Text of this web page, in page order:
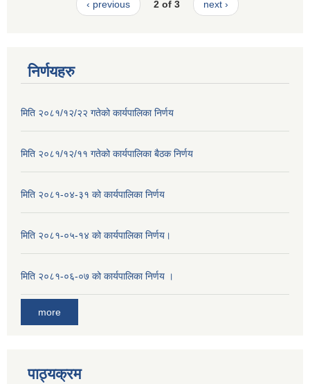
‹ previous 2 of 3 next ›
निर्णयहरु
मिति २०८१/१२/२२ गतेको कार्यपालिका निर्णय
मिति २०८१/१२/११ गतेको कार्यपालिका बैठक निर्णय
मिति २०८१-०४-३१ को कार्यपालिका निर्णय
मिति २०८१-०५-१४ को कार्यपालिका निर्णय।
मिति २०८१-०६-०७ को कार्यपालिका निर्णय ।
more
पाठ्यक्रम